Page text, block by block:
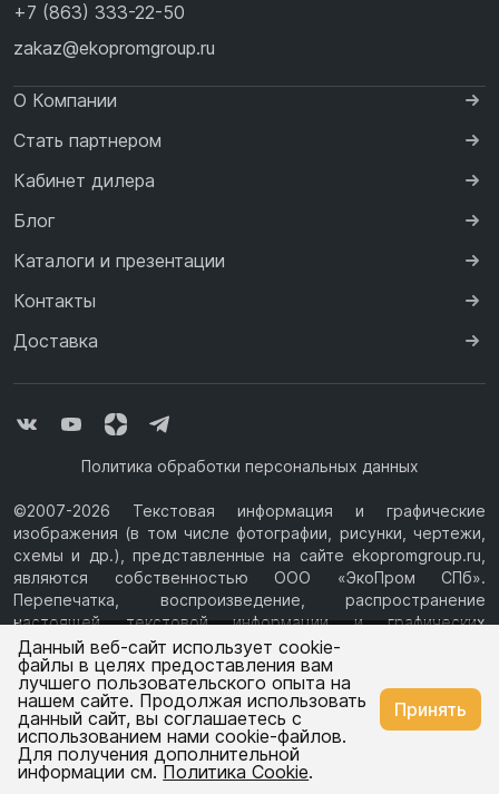
Емкости
для воды
Емкости
для
+7 (863) 333-22-50
zakaz@ekopromgroup.ru
О Компании
Стать партнером
Кабинет дилера
Блог
Каталоги и презентации
Контакты
Доставка
Политика обработки персональных данных
©2007-2026 Текстовая информация и графические
изображения (в том числе фотографии, рисунки, чертежи,
схемы и др.), представленные на сайте ekopromgroup.ru,
являются собственностью ООО «ЭкоПром СПб».
Перепечатка, воспроизведение, распространение
настоящей текстовой информации и графических
изображений с Сайта возможны только с письменного
разрешения ООО «ЭкоПром СПб» (ИНН 7814376069, ОГРН
1077847433730, Юридический адрес: 194044, г. Санкт-
Петербург, ул.Чугунная, д.14, литера М.) Информация на
сайте ekopromgroup.ru не является публичной офертой.
Ваш город —Ростов-на-Дону
Изменить Да, всё верно
Данный веб-сайт использует cookie-
файлы в целях предоставления вам
лучшего пользовательского опыта на
нашем сайте. Продолжая использовать
данный сайт, вы соглашаетесь с
использованием нами cookie-файлов.
Для получения дополнительной
информации см. Политика Cookie.
Принять